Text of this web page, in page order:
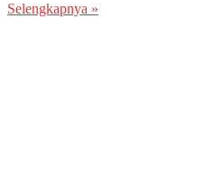
Selengkapnya »